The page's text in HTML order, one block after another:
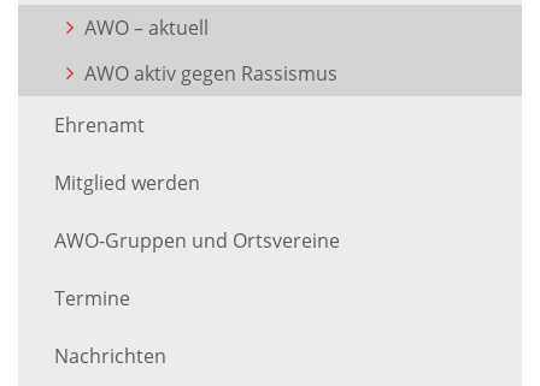
AWO – aktuell
AWO aktiv gegen Rassismus
Ehrenamt
Mitglied werden
AWO-Gruppen und Ortsvereine
Termine
Nachrichten